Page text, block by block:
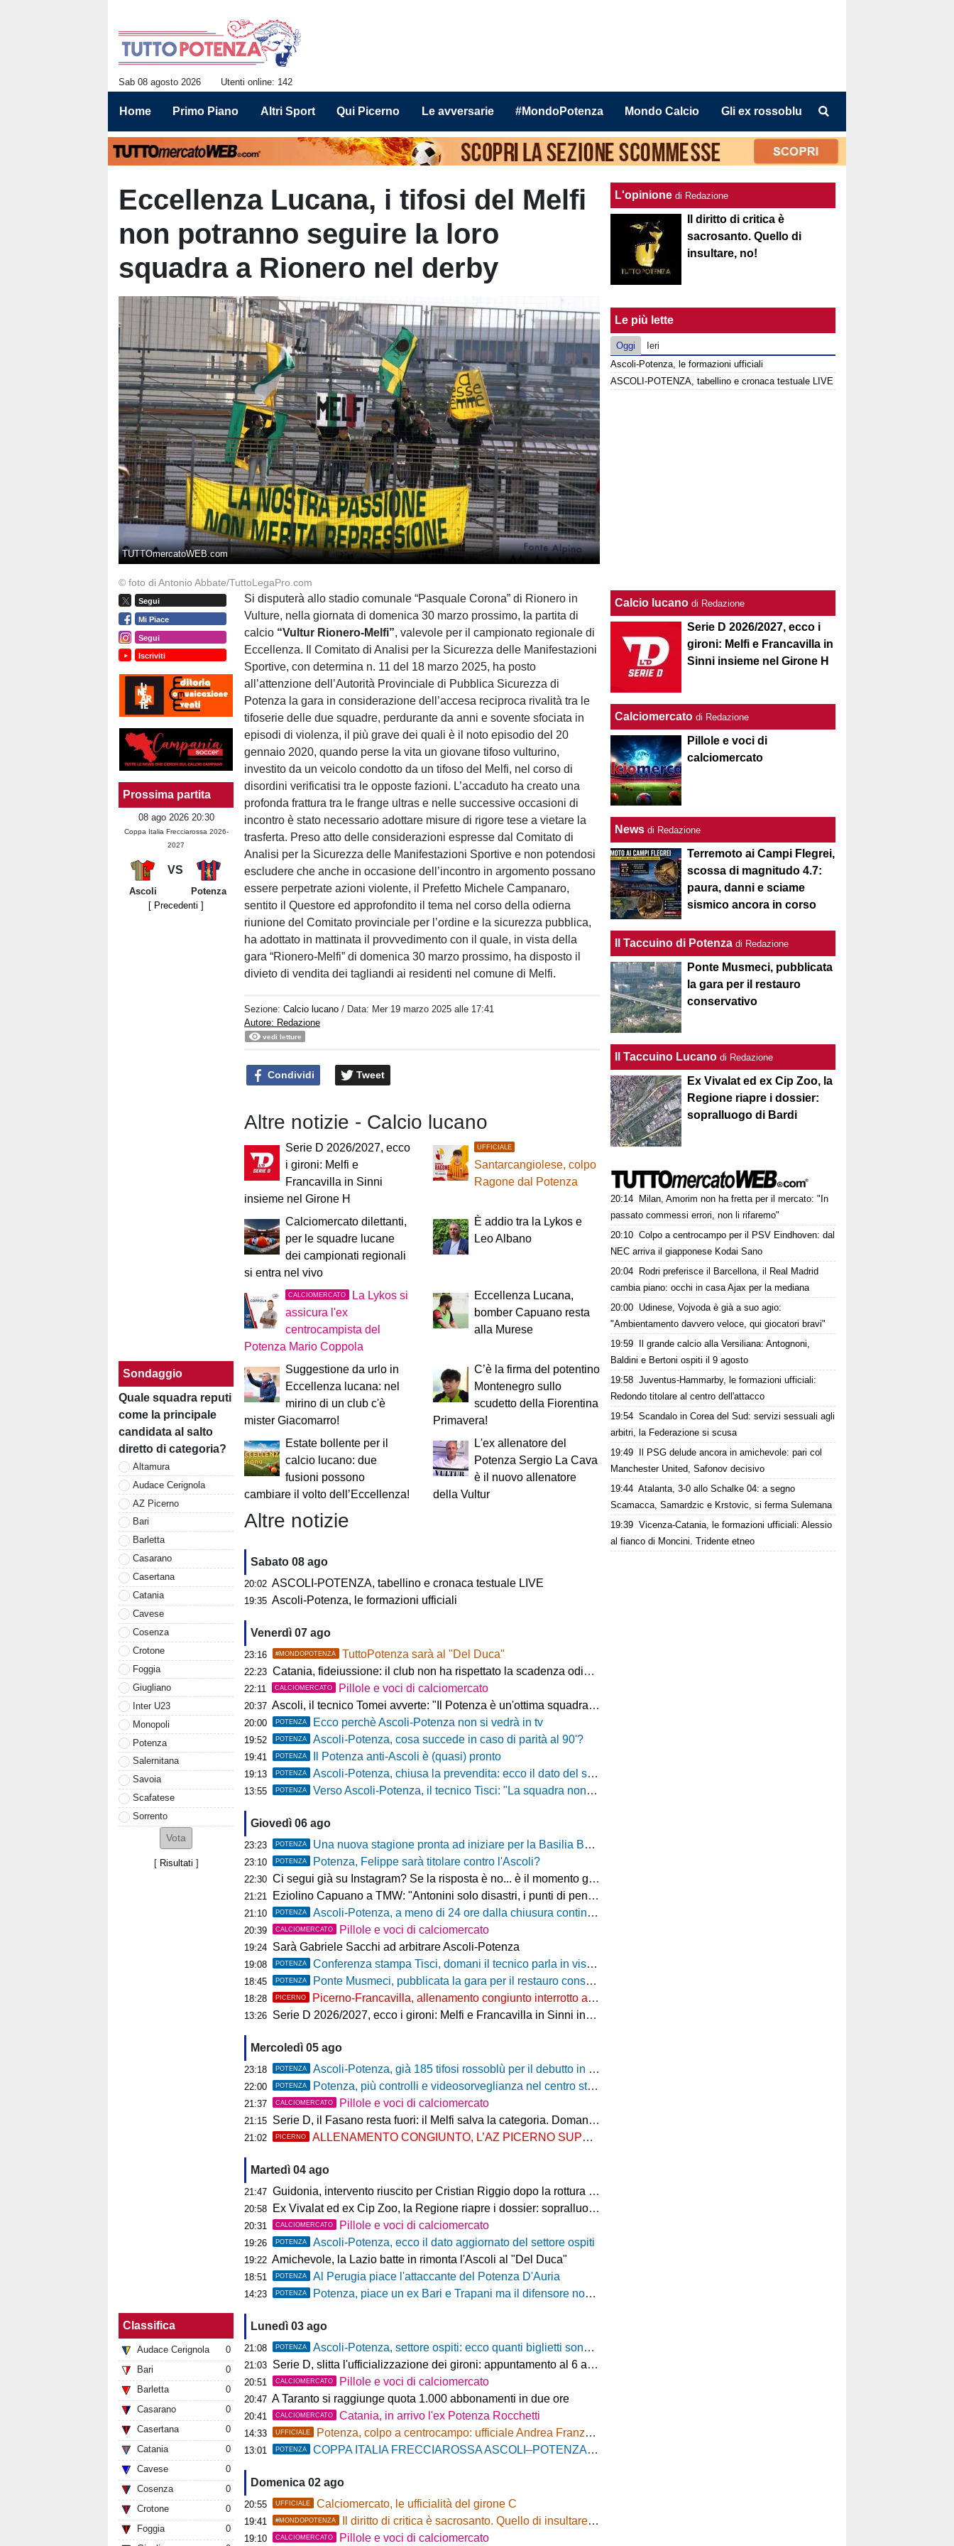
Sab 08 agosto 2026 Utenti online: 142
Home Primo Piano Altri Sport Qui Picerno Le avversarie #MondoPotenza Mondo Calcio Gli ex rossoblu
Eccellenza Lucana, i tifosi del Melfi
non potranno seguire la loro
squadra a Rionero nel derby
TUTTOmercatoWEB.com
© foto di Antonio Abbate/TuttoLegaPro.com
Segui
Mi Piace
Segui
Iscriviti
Prossima partita
08 ago 2026 20:30
Coppa Italia Frecciarossa 2026-
2027
VS
Ascoli
Potenza
[ Precedenti ]
Sondaggio
Quale squadra reputi
come la principale
candidata al salto
diretto di categoria?
Altamura
Audace Cerignola
AZ Picerno
Bari
Barletta
Casarano
Casertana
Catania
Cavese
Cosenza
Crotone
Foggia
Giugliano
Inter U23
Monopoli
Potenza
Salernitana
Savoia
Scafatese
Sorrento
[ Risultati ]
Classifica
Audace Cerignola
0
Bari
0
Barletta
0
Casarano
0
Casertana
0
Catania
0
Cavese
0
Cosenza
0
Crotone
0
Foggia
0
Si disputerà allo stadio comunale “Pasquale Corona” di Rionero in
Vulture, nella giornata di domenica 30 marzo prossimo, la partita di
calcio “Vultur Rionero-Melfi”, valevole per il campionato regionale di
Eccellenza. Il Comitato di Analisi per la Sicurezza delle Manifestazioni
Sportive, con determina n. 11 del 18 marzo 2025, ha posto
all’attenzione dell’Autorità Provinciale di Pubblica Sicurezza di
Potenza la gara in considerazione dell’accesa reciproca rivalità tra le
tifoserie delle due squadre, perdurante da anni e sovente sfociata in
episodi di violenza, il più grave dei quali è il noto episodio del 20
gennaio 2020, quando perse la vita un giovane tifoso vulturino,
investito da un veicolo condotto da un tifoso del Melfi, nel corso di
disordini verificatisi tra le opposte fazioni. L’accaduto ha creato una
profonda frattura tra le frange ultras e nelle successive occasioni di
incontro è stato necessario adottare misure di rigore tese a vietare la
trasferta. Preso atto delle considerazioni espresse dal Comitato di
Analisi per la Sicurezza delle Manifestazioni Sportive e non potendosi
escludere che anche in occasione dell’incontro in argomento possano
essere perpetrate azioni violente, il Prefetto Michele Campanaro,
sentito il Questore ed approfondito il tema nel corso della odierna
riunione del Comitato provinciale per l’ordine e la sicurezza pubblica,
ha adottato in mattinata il provvedimento con il quale, in vista della
gara “Rionero-Melfi” di domenica 30 marzo prossimo, ha disposto il
divieto di vendita dei tagliandi ai residenti nel comune di Melfi.
Sezione:Calcio lucano/ Data: Mer 19 marzo 2025 alle 17:41
Autore: Redazione
vedi letture
Condividi Tweet
Altre notizie - Calcio lucano
Serie D 2026/2027, ecco
i gironi: Melfi e
Francavilla in Sinni
insieme nel Girone H
UFFICIALE
Santarcangiolese, colpo
Ragone dal Potenza
Calciomercato dilettanti,
per le squadre lucane
dei campionati regionali
si entra nel vivo
È addio tra la Lykos e
Leo Albano
CALCIOMERCATO
La Lykos si
assicura l'ex
centrocampista del
Potenza Mario Coppola
Eccellenza Lucana,
bomber Capuano resta
alla Murese
Suggestione da urlo in
Eccellenza lucana: nel
mirino di un club c'è
mister Giacomarro!
C’è la firma del potentino
Montenegro sullo
scudetto della Fiorentina
Primavera!
Estate bollente per il
calcio lucano: due
fusioni possono
cambiare il volto dell’Eccellenza!
L'ex allenatore del
Potenza Sergio La Cava
è il nuovo allenatore
della Vultur
Altre notizie
Sabato 08 ago
20:02 ASCOLI-POTENZA, tabellino e cronaca testuale LIVE
19:35 Ascoli-Potenza, le formazioni ufficiali
Venerdì 07 ago
23:16 #MONDOPOTENZA TuttoPotenza sarà al "Del Duca"
22:23 Catania, fideiussione: il club non ha rispettato la scadenza odierna
22:11 CALCIOMERCATO Pillole e voci di calciomercato
20:37 Ascoli, il tecnico Tomei avverte: "Il Potenza è un'ottima squadra, sarà un test probante"
20:00 POTENZA Ecco perchè Ascoli-Potenza non si vedrà in tv
19:52 POTENZA Ascoli-Potenza, cosa succede in caso di parità al 90'?
19:41 POTENZA Il Potenza anti-Ascoli è (quasi) pronto
19:13 POTENZA Ascoli-Potenza, chiusa la prevendita: ecco il dato del settore ospiti
13:55 POTENZA Verso Ascoli-Potenza, il tecnico Tisci: "La squadra non deve vivere questa sfida come una rivincita dei playoff, ai tifosi dico di godersi la trasferta"
Giovedì 06 ago
23:23 POTENZA Una nuova stagione pronta ad iniziare per la Basilia Basket Potenza
23:10 POTENZA Potenza, Felippe sarà titolare contro l'Ascoli?
22:30 Ci segui già su Instagram? Se la risposta è no... è il momento giusto per rimediare!
21:21 Eziolino Capuano a TMW: "Antonini solo disastri, i punti di penalizzazione che ha preso un record mondiale"
21:10 POTENZA Ascoli-Potenza, a meno di 24 ore dalla chiusura continua a salire il numero di biglietti venduti nel settore ospiti
20:39 CALCIOMERCATO Pillole e voci di calciomercato
19:24 Sarà Gabriele Sacchi ad arbitrare Ascoli-Potenza
19:08 POTENZA Conferenza stampa Tisci, domani il tecnico parla in vista di Ascoli-Potenza
18:45 POTENZA Ponte Musmeci, pubblicata la gara per il restauro conservativo
18:28 PICERNO Picerno-Francavilla, allenamento congiunto interrotto al termine del primo tempo
13:26 Serie D 2026/2027, ecco i gironi: Melfi e Francavilla in Sinni insieme nel Girone H
Mercoledì 05 ago
23:18 POTENZA Ascoli-Potenza, già 185 tifosi rossoblù per il debutto in Coppa Italia Frecciarossa
22:00 POTENZA Potenza, più controlli e videosorveglianza nel centro storico: il Comitato per la sicurezza rafforza le misure
21:37 CALCIOMERCATO Pillole e voci di calciomercato
21:15 Serie D, il Fasano resta fuori: il Melfi salva la categoria. Domani l'attesa per i gironi
21:02 PICERNO ALLENAMENTO CONGIUNTO, L’AZ PICERNO SUPERA L’AS MELFI
Martedì 04 ago
21:47 Guidonia, intervento riuscito per Cristian Riggio dopo la rottura del crociato
20:58 Ex Vivalat ed ex Cip Zoo, la Regione riapre i dossier: sopralluogo di Bardi
20:31 CALCIOMERCATO Pillole e voci di calciomercato
19:26 POTENZA Ascoli-Potenza, ecco il dato aggiornato del settore ospiti
19:22 Amichevole, la Lazio batte in rimonta l'Ascoli al "Del Duca"
18:51 POTENZA Al Perugia piace l'attaccante del Potenza D'Auria
14:23 POTENZA Potenza, piace un ex Bari e Trapani ma il difensore non vestirà rossoblù
Lunedì 03 ago
21:08 POTENZA Ascoli-Potenza, settore ospiti: ecco quanti biglietti sono stati venduti finora
21:03 Serie D, slitta l'ufficializzazione dei gironi: appuntamento al 6 agosto
20:51 CALCIOMERCATO Pillole e voci di calciomercato
20:47 A Taranto si raggiunge quota 1.000 abbonamenti in due ore
20:41 CALCIOMERCATO Catania, in arrivo l'ex Potenza Rocchetti
14:33 UFFICIALE Potenza, colpo a centrocampo: ufficiale Andrea Franzolini, firma fino al 2028
13:01 POTENZA COPPA ITALIA FRECCIAROSSA ASCOLI–POTENZA: BIGLIETTI SETTORE OSPITI IN VENDITA
Domenica 02 ago
20:55 UFFICIALE Calciomercato, le ufficialità del girone C
19:41 #MONDOPOTENZA Il diritto di critica è sacrosanto. Quello di insultare, no!
19:10 CALCIOMERCATO Pillole e voci di calciomercato
L'opinione di Redazione
Il diritto di critica è
sacrosanto. Quello di
insultare, no!
Le più lette
Oggi
Ieri
Ascoli-Potenza, le formazioni ufficiali
ASCOLI-POTENZA, tabellino e cronaca testuale LIVE
Calcio lucanodi Redazione
Serie D 2026/2027, ecco i
gironi: Melfi e Francavilla in
Sinni insieme nel Girone H
Calciomercato di Redazione
Pillole e voci di
calciomercato
News di Redazione
Terremoto ai Campi Flegrei,
scossa di magnitudo 4.7:
paura, danni e sciame
sismico ancora in corso
Il Taccuino di Potenza di Redazione
Ponte Musmeci, pubblicata
la gara per il restauro
conservativo
Il Taccuino Lucano di Redazione
Ex Vivalat ed ex Cip Zoo, la
Regione riapre i dossier:
sopralluogo di Bardi
20:14
Milan, Amorim non ha fretta per il mercato: "In
passato commessi errori, non li rifaremo"
20:10 Colpo a centrocampo per il PSV Eindhoven: dal
NEC arriva il giapponese Kodai Sano
20:04
Rodri preferisce il Barcellona, il Real Madrid
cambia piano: occhi in casa Ajax per la mediana
20:00 Udinese, Vojvoda è già a suo agio:
"Ambientamento davvero veloce, qui giocatori bravi"
19:59
Il grande calcio alla Versiliana: Antognoni,
Baldini e Bertoni ospiti il 9 agosto
19:58 Juventus-Hammarby, le formazioni ufficiali:
Redondo titolare al centro dell'attacco
19:54 Scandalo in Corea del Sud: servizi sessuali agli
arbitri, la Federazione si scusa
19:49
Il PSG delude ancora in amichevole: pari col
Manchester United, Safonov decisivo
19:44 Atalanta, 3-0 allo Schalke 04: a segno
Scamacca, Samardzic e Krstovic, si ferma Sulemana
19:39 Vicenza-Catania, le formazioni ufficiali: Alessio
al fianco di Moncini. Tridente etneo